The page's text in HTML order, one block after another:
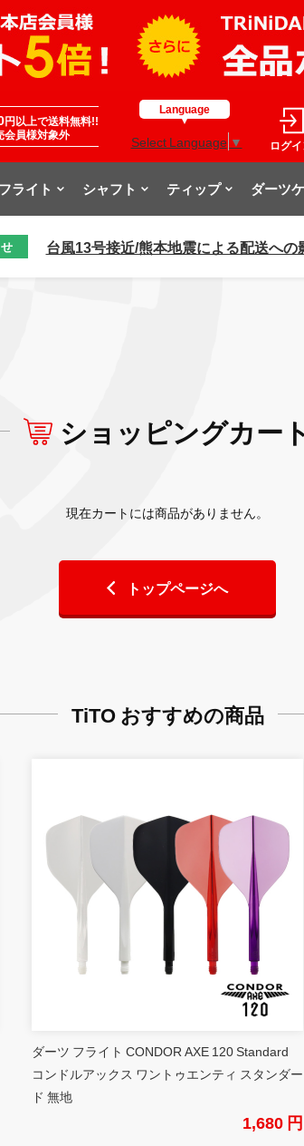
円以上で送料無料!!
員様対象外
Language
Select Language ▼ ログ
フライト シャフト ティップ ダーツ
台風13号接近/熊本地震による配送への
ショッピングカー
現在カートには商品がありません。
トップページへ
TiTO おすすめの商品
ダーツ フライト CONDOR AXE 120 Standard
コンドルアックス ワントゥエンティ スタンダー
ド 無地
1,680 円